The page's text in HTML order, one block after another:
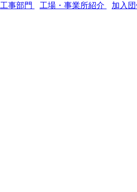
工事部門 工場・事業所紹介
加入